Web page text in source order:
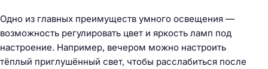
Одно из главных преимуществ умного освещения —
возможность регулировать цвет и яркость ламп под
настроение. Например, вечером можно настроить
тёплый приглушённый свет, чтобы расслабиться после